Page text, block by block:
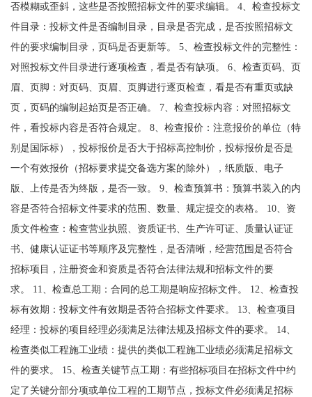
否模糊或歪斜，这些是否按照招标文件的要求编辑。 4、检查投标文
件目录：投标文件是否编制目录，目录是否完成，是否按照招标文
件的要求编制目录，页码是否更新等。 5、检查投标文件的完整性：
对照投标文件目录进行逐项检查，看是否有缺项。 6、检查页码、页
眉、页脚：对页码、页眉、页脚进行逐页检查，看是否有重页或缺
页，页码的编制起始页是否正确。 7、检查投标内容：对照招标文
件，看投标内容是否符合规定。 8、检查报价：注意报价的单位（特
别是国际标），投标报价是否大于招标高控制价，投标报价是否是
一个有效报价（招标要求提交备选方案的除外），纸质版、电子
版、上传是否为终版，是否一致。 9、检查预算书：预算书装入的内
容是否符合招标文件要求的范围、数量、规定提交的表格。 10、资
质文件检查：检查营业执照、资质证书、生产许可证、质量认证证
书、健康认证证书等顺序及完整性，是否清晰，经营范围是否符合
招标项目，注册资金和资质是否符合法律法规和招标文件的要
求。 11、检查总工期：合同的总工期是响应招标文件。 12、检查投
标有效期：投标文件有效期是否符合招标文件要求。 13、检查项目
经理：投标的项目经理必须满足法律法规及招标文件的要求。 14、
检查类似工程施工业绩：提供的类似工程施工业绩必须满足招标文
件的要求。 15、检查关键节点工期：有些招标项目在招标文件中约
定了关键分部分项或单位工程的工期节点，投标文件必须满足招标